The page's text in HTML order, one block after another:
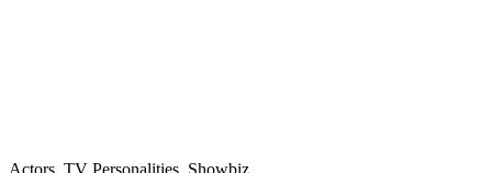
Actors, TV Personalities, Showbiz